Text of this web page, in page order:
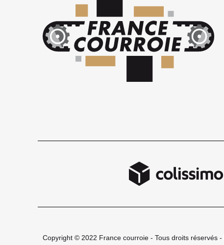
Copyright © 2022 France courroie - Tous droits réservés -